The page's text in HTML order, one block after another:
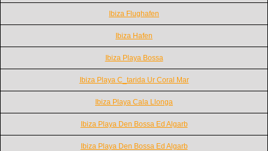
Ibiza Flughafen
Ibiza Hafen
Ibiza Playa Bossa
Ibiza Playa C_tarida Ur Coral Mar
Ibiza Playa Cala Llonga
Ibiza Playa Den Bossa Ed Algarb
Ibiza Playa Den Bossa Ed Algarb